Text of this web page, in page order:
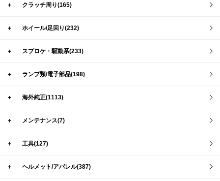
＋ クラッチ周り(165)
＋ ホイール/足回り(232)
＋ スプロケ・駆動系(233)
＋ ランプ類/電子部品(198)
＋ 海外純正(1113)
＋ メンテナンス(7)
＋ 工具(127)
＋ ヘルメット/アパレル(387)